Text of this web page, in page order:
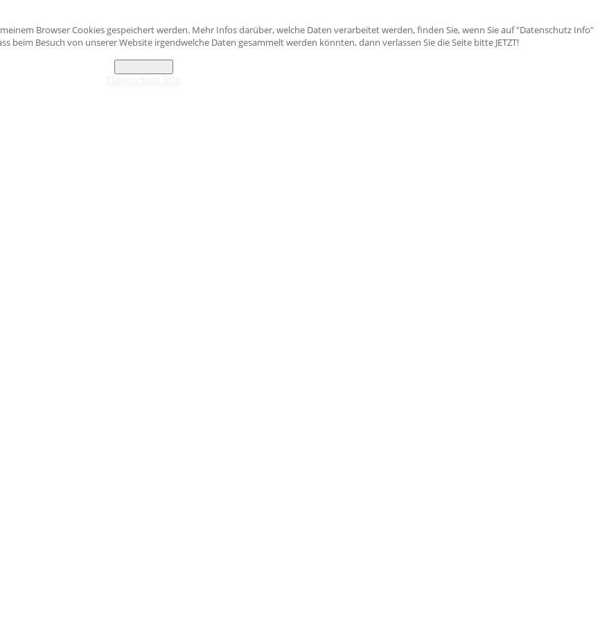
Browser Cookies gespeichert werden. Mehr Infos darüber, welche Daten verarbeitet werden, finden Sie, wenn Sie auf "Datenschutz Info"
beim Besuch von unserer Website irgendwelche Daten gesammelt werden könnten, dann verlassen Sie die Seite bitte JETZT!